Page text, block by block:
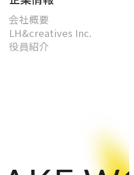
会社概要
LH&creatives Inc.
役員紹介